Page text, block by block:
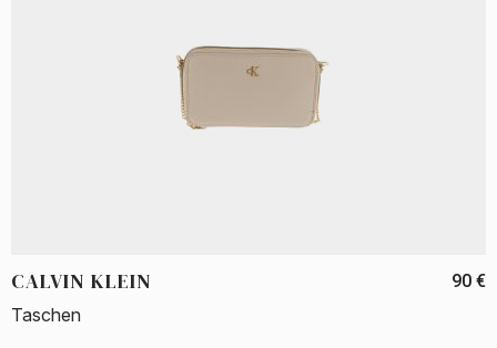
CALVIN KLEIN 90 €
Taschen